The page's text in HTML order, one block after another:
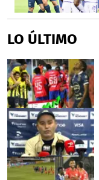
LO ÚLTIMO